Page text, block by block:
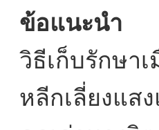
ข้อแนะนำ
วิธีเก็บรักษา
หลีกเลี่ยงแส